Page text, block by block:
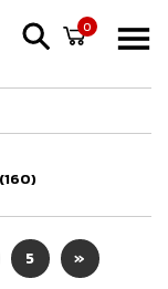
0
สินค้าใหม่ (160)
5 »